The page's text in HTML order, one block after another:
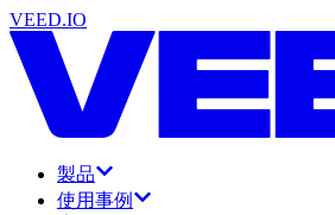
VEED.IO
製品
使用事例